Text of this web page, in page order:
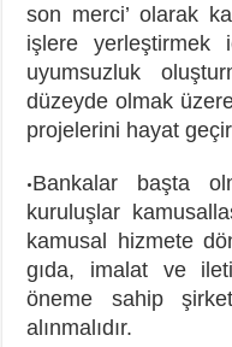
son merci’ olarak
işlere
uyumsuzluk
düzeyde olmak
projelerini hayat
•Bankalar başta
kuruluşlar
kamusal hizmete
gıda, imalat ve
öneme sahip
alınmalıdır.